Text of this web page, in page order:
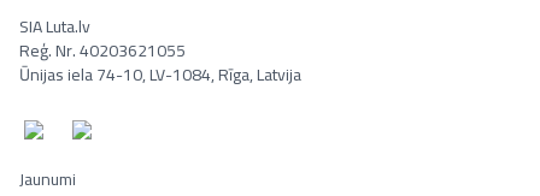
SIA Luta.lv
Reģ. Nr. 40203621055
Ūnijas iela 74-10, LV-1084, Rīga, Latvija
Jaunumi